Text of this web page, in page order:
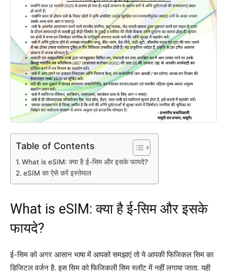
Table of Contents
What is eSIM: क्या है ई-सिम और इसके फायदे?
eSIM का ऐसे करें इस्तेमाल
What is eSIM: क्या है ई-सिम और इसके
फायदे?
ई-सिम को अगर आसान भाषा में आपको समझाएं तो ये आपकी फिजिकल सिम का
डिजिटल वर्जन है. इस सिम को फिजिकली सिम स्लॉट में नहीं लगाया जाता. यही